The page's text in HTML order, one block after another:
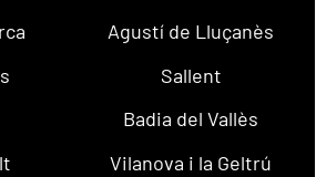
Agustí de Lluçanès
Sallent
Badia del Vallès
Vilanova i la Geltrú